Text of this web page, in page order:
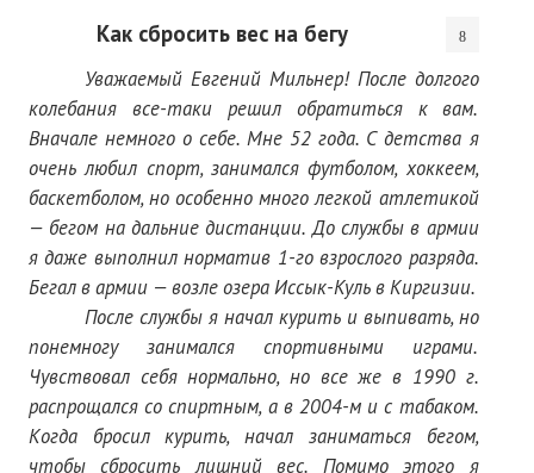
Там, где мы бывали...
О нас пишут
О журнале
Памяти Игоря Сосновского
Презентация новых книг
Редакционный совет
Нам пишут
Политика обработки персональных данных
Согласие на обработку персональных данных
АРХИВ
Как сбросить вес на бегу
Уважаемый Евгений Мильнер! После долгого
колебания все-таки решил обратиться к вам.
Вначале немного о себе. Мне 52 года. С детства я
очень любил спорт, занимался футболом, хоккеем,
баскетболом, но особенно много легкой атлетикой
— бегом на дальние дистанции. До службы в армии
я даже выполнил норматив 1-го взрослого разряда.
Бегал в армии — возле озера Иссык-Куль в Киргизии.
После службы я начал курить и выпивать, но
понемногу занимался спортивными играми.
Чувствовал себя нормально, но все же в 1990 г.
распрощался со спиртным, а в 2004-м и с табаком.
Когда бросил курить, начал заниматься бегом,
чтобы сбросить лишний вес. Помимо этого я